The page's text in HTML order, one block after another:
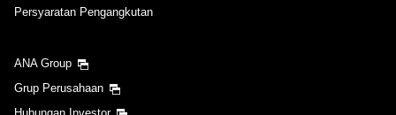
Persyaratan Pengangkutan
ANA Group
Grup Perusahaan